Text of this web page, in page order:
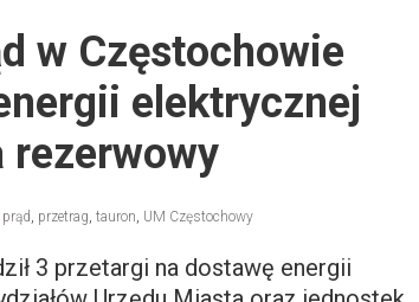
w Częstochowie
elektrycznej
rezerwowy
prąd, przetrag, tauron, UM Częstochowy
3 przetargi na dostawę energii